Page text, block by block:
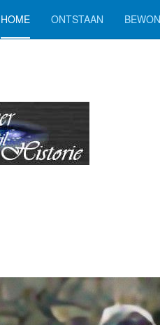
HOME ONTSTAAN